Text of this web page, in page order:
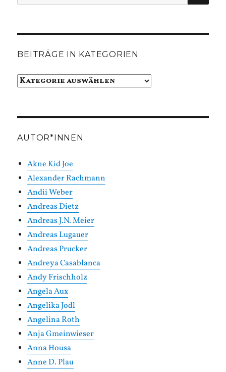
nach:
BEITRÄGE IN KATEGORIEN
Beiträge
AUTOR*INNEN
Akne Kid Joe
Alexander Rachmann
Andii Weber
Andreas Dietz
Andreas J.N. Meier
Andreas Lugauer
Andreas Prucker
Andreya Casablanca
Andy Frischholz
Angela Aux
Angelika Jodl
Angelina Roth
Anja Gmeinwieser
Anna Housa
Anne D. Plau